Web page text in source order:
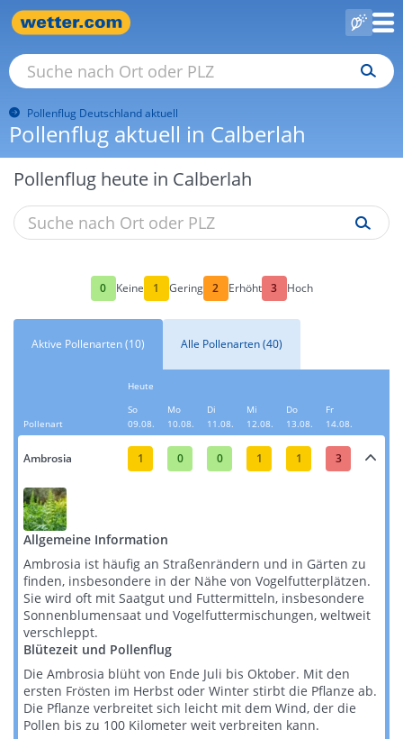
Pollenflug Deutschland aktuell
Pollenflug aktuell in Calberlah
Pollenflug heute in Calberlah
0 Keine 1 Gering 2 Erhöht 3 Hoch
Aktive Pollenarten (10) Alle Pollenarten (40)
Pollenart
Heute
So
09.08.
Mo
10.08.
Di
11.08.
Mi
12.08.
Do
13.08.
Fr
14.08.
Ambrosia 1 0 0 1 1 3
Allgemeine Information
Ambrosia ist häufig an Straßenrändern und in Gärten zu
finden, insbesondere in der Nähe von Vogelfutterplätzen.
Sie wird oft mit Saatgut und Futtermitteln, insbesondere
Sonnenblumensaat und Vogelfuttermischungen, weltweit
verschleppt​​​​.
Blütezeit und Pollenflug
Die Ambrosia blüht von Ende Juli bis Oktober. Mit den
ersten Frösten im Herbst oder Winter stirbt die Pflanze ab.
Die Pflanze verbreitet sich leicht mit dem Wind, der die
Pollen bis zu 100 Kilometer weit verbreiten kann​​.